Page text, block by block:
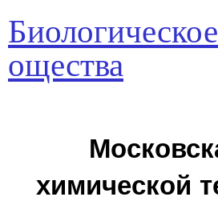
ощества
химической